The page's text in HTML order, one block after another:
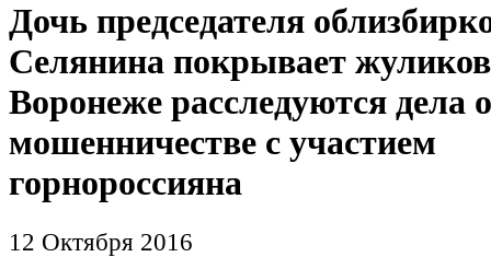
Дочь председателя
Селянина покрывает
Воронеже расследуются дела о
мошенничестве с участием
горнороссияна
12 Октября 2016